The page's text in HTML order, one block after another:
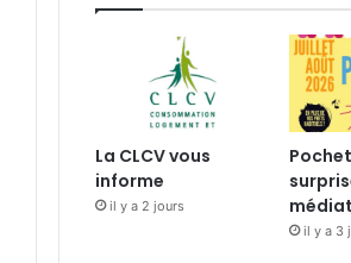
La CLCV vous
informe
il y a 2 jours
il y a 3